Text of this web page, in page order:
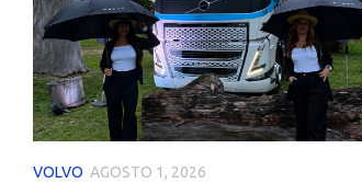
VOLVO AGOSTO 1, 2026